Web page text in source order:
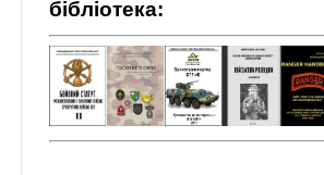
бібліотека: